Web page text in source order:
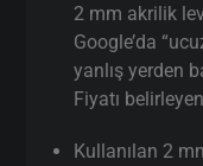
2 mm akrilik
Google’da
yanlış yerden
Fiyatı
Kullanılan 2